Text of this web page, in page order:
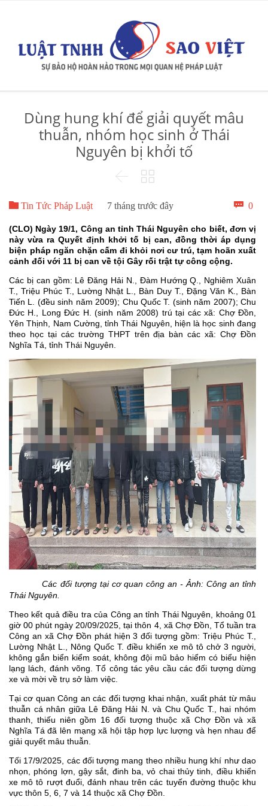
Dùng hung khí để giải quyết mâu
thuẫn, nhóm học sinh ở Thái
Nguyên bị khởi tố
 
 Tin Tức Pháp Luật 7 tháng trước đây  0
(CLO) Ngày 19/1, Công an tỉnh Thái Nguyên cho biết, đơn vị
này vừa ra Quyết định khởi tố bị can, đồng thời áp dụng
biện pháp ngăn chặn cấm đi khỏi nơi cư trú, tạm hoãn xuất
cảnh đối với 11 bị can về tội Gây rối trật tự công cộng.
Các bị can gồm: Lê Đăng Hải N., Đàm Hướng Q., Nghiêm Xuân
T., Triệu Phúc T., Lường Nhật L., Bàn Duy T., Đặng Văn K., Bàn
Tiến L. (đều sinh năm 2009); Chu Quốc T. (sinh năm 2007); Chu
Đức H., Long Đức H. (sinh năm 2008) trú tại các xã: Chợ Đồn,
Yên Thịnh, Nam Cường, tỉnh Thái Nguyên, hiện là học sinh đang
theo học tại các trường THPT trên địa bàn các xã: Chợ Đồn
Nghĩa Tá, tỉnh Thái Nguyên.
Các đối tượng tại cơ quan công an - Ảnh: Công an tỉnh
Thái Nguyên.
Theo kết quả điều tra của Công an tỉnh Thái Nguyên, khoảng 01
giờ 00 phút ngày 20/09/2025, tại thôn 4, xã Chợ Đồn, Tổ tuần tra
Công an xã Chợ Đồn phát hiện 3 đối tượng gồm: Triệu Phúc T.,
Lường Nhật L., Nông Quốc T. điều khiển xe mô tô chở 3 người,
không gắn biển kiểm soát, không đội mũ bảo hiểm có biểu hiện
lạng lách, đánh võng. Tổ công tác yêu cầu các đối tượng dừng
xe và mời về trụ sở làm việc.
Tại cơ quan Công an các đối tượng khai nhận, xuất phát từ mâu
thuẫn cá nhân giữa Lê Đăng Hải N. và Chu Quốc T., hai nhóm
thanh, thiếu niên gồm 16 đối tượng thuộc xã Chợ Đồn và xã
Nghĩa Tá đã lên mạng xã hội tập hợp lực lượng và hẹn nhau để
giải quyết mâu thuẫn.
Tối 17/9/2025, các đối tượng mang theo nhiều hung khí như dao
nhọn, phóng lợn, gậy sắt, đinh ba, vỏ chai thủy tinh, điều khiển
xe mô tô rượt đuổi, đánh nhau trên các tuyến đường thuộc khu
vực thôn 5, 6, 7 và 14 thuộc xã Chợ Đồn.